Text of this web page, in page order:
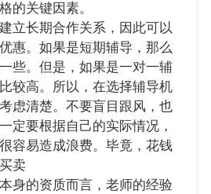
的关键因素。
长期合作关系，因此可以
惠。如果是短期辅导，那么
些。但是，如果是一对一辅
较高。所以，在选择辅导机
虑清楚。不要盲目跟风，也
定要根据自己的实际情况，
容易造成浪费。毕竟，花钱
卖
的资质而言，老师的经验